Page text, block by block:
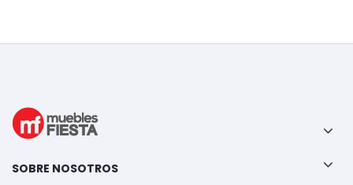
SOBRE NOSOTROS